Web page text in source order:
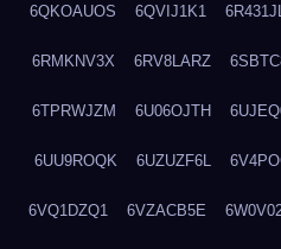
6QKOAUOS 6QVIJ1K1
6RMKNV3X 6RV8LARZ
6TPRWJZM 6U06OJTH
6UU9ROQK 6UZUZF6L
6VQ1DZQ1 6VZACB5E